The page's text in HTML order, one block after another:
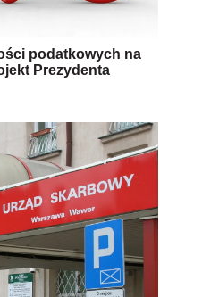
podatkowych na
Prezydenta